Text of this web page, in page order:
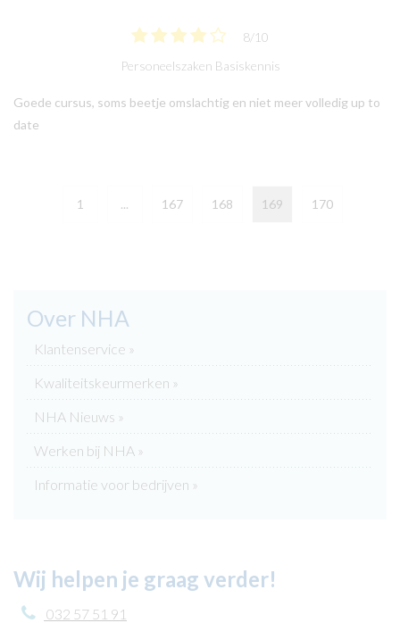
8/10
Personeelszaken Basiskennis
Goede cursus, soms beetje omslachtig en niet meer volledig up to
date
1 ... 167 168 169 170
Over NHA
Klantenservice »
Kwaliteitskeurmerken »
NHA Nieuws »
Werken bij NHA »
Informatie voor bedrijven »
Wij helpen je graag verder!
032 57 51 91